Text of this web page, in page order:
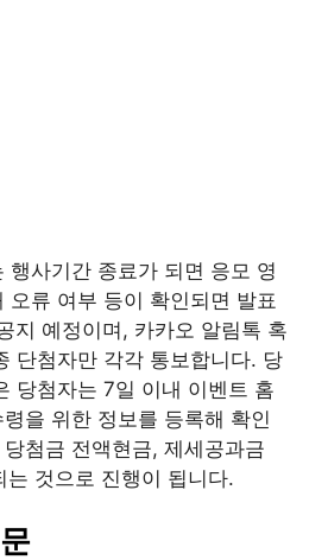
행사기간 종료가 되면 응모 영
오류 여부 등이 확인되면 발표
지 예정이며, 카카오 알림톡 혹
단첨자만 각각 통보합니다. 당
당첨자는 7일 이내 이벤트 홈
을 위한 정보를 등록해 확인
첨금 전액현금, 제세공과금
것으로 진행이 됩니다.